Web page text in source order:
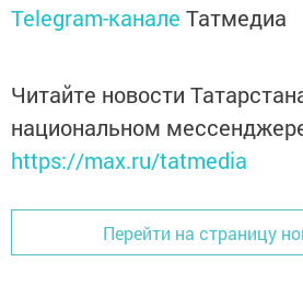
Telegram-канале Татмедиа
Читайте новости
национальном
https://max.ru/tatmedia
Перейти на страницу